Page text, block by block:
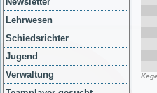
Lehrwesen
Schiedsrichter
Jugend
Verwaltung